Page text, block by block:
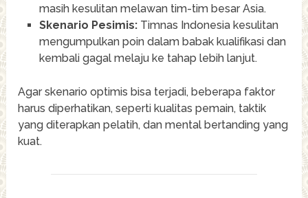
masih kesulitan melawan tim-tim besar Asia.
Skenario Pesimis:Timnas Indonesia kesulitan
mengumpulkan poin dalam babak kualifikasi dan
kembali gagal melaju ke tahap lebih lanjut.
Agar skenario optimis bisa terjadi, beberapa faktor
harus diperhatikan, seperti kualitas pemain, taktik
yang diterapkan pelatih, dan mental bertanding yang
kuat.